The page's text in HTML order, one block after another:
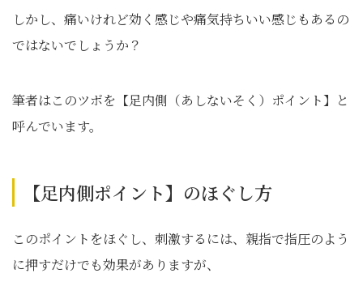
しかし、痛いけれど効く感じや痛気持ちいい感じもあるの
ではないでしょうか？
筆者はこのツボを【足内側（あしないそく）ポイント】と
呼んでいます。
【足内側ポイント】のほぐし方
このポイントをほぐし、刺激するには、親指で指圧のよう
に押すだけでも効果がありますが、